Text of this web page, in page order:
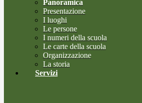
Panoramica
Presentazione
I luoghi
Le persone
I numeri della scuola
Le carte della scuola
Organizzazione
La storia
Servizi